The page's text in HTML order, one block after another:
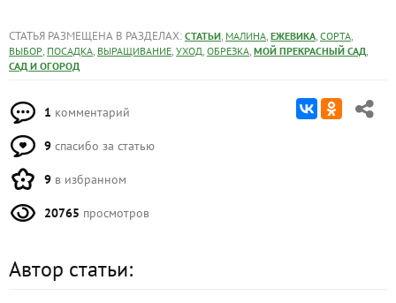
СТАТЬЯ РАЗМЕЩЕНА В РАЗДЕЛАХ: СТАТЬИ, МАЛИНА, ЕЖЕВИКА, СОРТА,
ВЫБОР, ПОСАДКА, ВЫРАЩИВАНИЕ, УХОД, ОБРЕЗКА, МОЙ ПРЕКРАСНЫЙ САД,
САД И ОГОРОД
1 комментарий
9 спасибо за статью
9 в избранном
20765 просмотров
Автор статьи: